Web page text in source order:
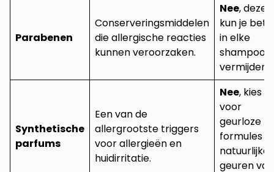
Parabenen
Conserveringsmiddelen
die allergische reacties
kunnen veroorzaken.
Nee, deze
kun je
in elke
shampoo
vermijden.
Synthetische
parfums
Een van de
allergrootste triggers
voor allergieën en
huidirritatie.
Nee, kies
voor
geurloze
formules of
natuurlijke
geuren van